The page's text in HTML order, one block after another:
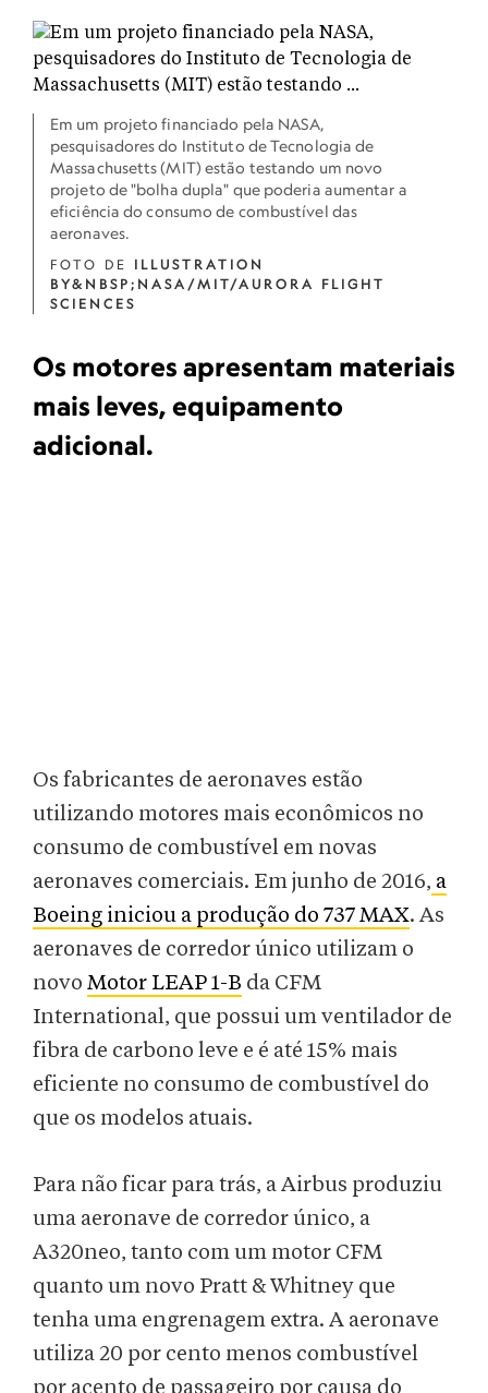
Em um projeto financiado pela NASA,
pesquisadores do Instituto de Tecnologia de
Massachusetts (MIT) estão testando um novo
projeto de "bolha dupla" que poderia aumentar a
eficiência do consumo de combustível das
aeronaves.
FOTO DE ILLUSTRATION
BY&NBSP;NASA/MIT/AURORA FLIGHT
SCIENCES
Os motores apresentam materiais
mais leves, equipamento
adicional.
Os fabricantes de aeronaves estão
utilizando motores mais econômicos no
consumo de combustível em novas
aeronaves comerciais. Em junho de 2016, a
Boeing iniciou a produção do 737 MAX. As
aeronaves de corredor único utilizam o
novo Motor LEAP 1-B da CFM
International, que possui um ventilador de
fibra de carbono leve e é até 15% mais
eficiente no consumo de combustível do
que os modelos atuais.
Para não ficar para trás, a Airbus produziu
uma aeronave de corredor único, a
A320neo, tanto com um motor CFM
quanto um novo Pratt & Whitney que
tenha uma engrenagem extra. A aeronave
utiliza 20 por cento menos combustível
por acento de passageiro por causa do